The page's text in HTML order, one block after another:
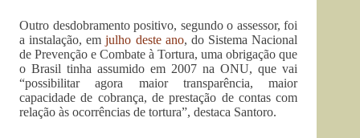
Outro desdobramento positivo, segundo o assessor, foi
a instalação, emjulho deste ano, do Sistema Nacional
de Prevenção e Combate à Tortura, uma obrigação que
o Brasil tinha assumido em 2007 na ONU, que vai
“possibilitar agora maior transparência, maior
capacidade de cobrança, de prestação de contas com
relação às ocorrências de tortura”, destaca Santoro.